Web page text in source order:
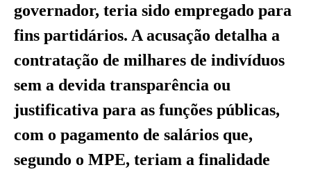
governador, teria sido empregado para
fins partidários. A acusação detalha a
contratação de milhares de indivíduos
sem a devida transparência ou
justificativa para as funções públicas,
com o pagamento de salários que,
segundo o MPE, teriam a finalidade